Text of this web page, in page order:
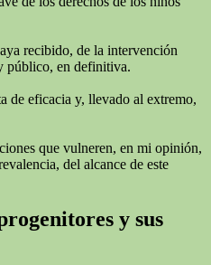
recibido, de la intervención
público, en definitiva.
de eficacia y, llevado al extremo,
que vulneren, en mi opinión,
del alcance de este
y sus